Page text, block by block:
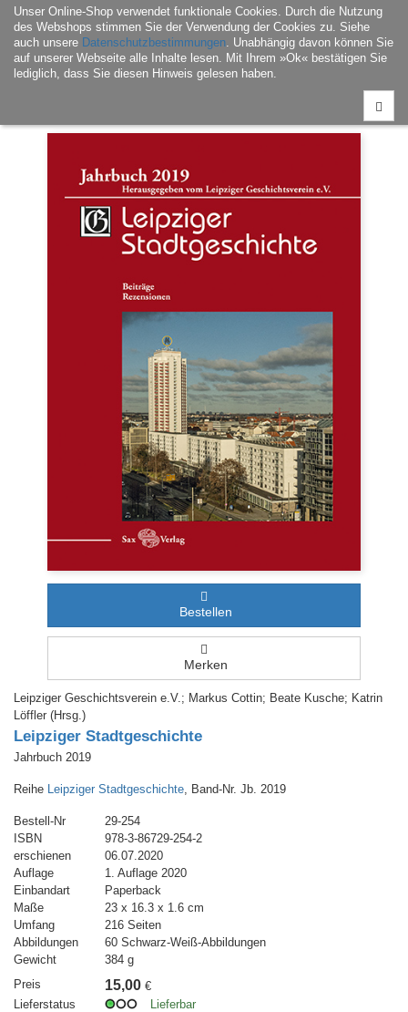
Unser Online-Shop verwendet funktionale Cookies. Durch die Nutzung
des Webshops stimmen Sie der Verwendung der Cookies zu. Siehe
auch unsere Datenschutzbestimmungen. Unabhängig davon können Sie
auf unserer Webseite alle Inhalte lesen. Mit Ihrem »Ok« bestätigen Sie
lediglich, dass Sie diesen Hinweis gelesen haben.
ein-/
Bestellen
Merken
Leipziger Geschichtsverein e.V.; Markus Cottin; Beate Kusche; Katrin
Löffler (Hrsg.)
Leipziger Stadtgeschichte
Jahrbuch 2019
Reihe Leipziger Stadtgeschichte , Band-Nr. Jb. 2019
Bestell-Nr
29-254
ISBN
978-3-86729-254-2
erschienen
06.07.2020
Auflage
1. Auflage 2020
Einbandart
Paperback
Maße
23 x 16.3 x 1.6 cm
Umfang
216 Seiten
Abbildungen
60 Schwarz-Weiß-Abbildungen
Gewicht
384 g
Preis
15,00 €
Lieferstatus
Lieferbar